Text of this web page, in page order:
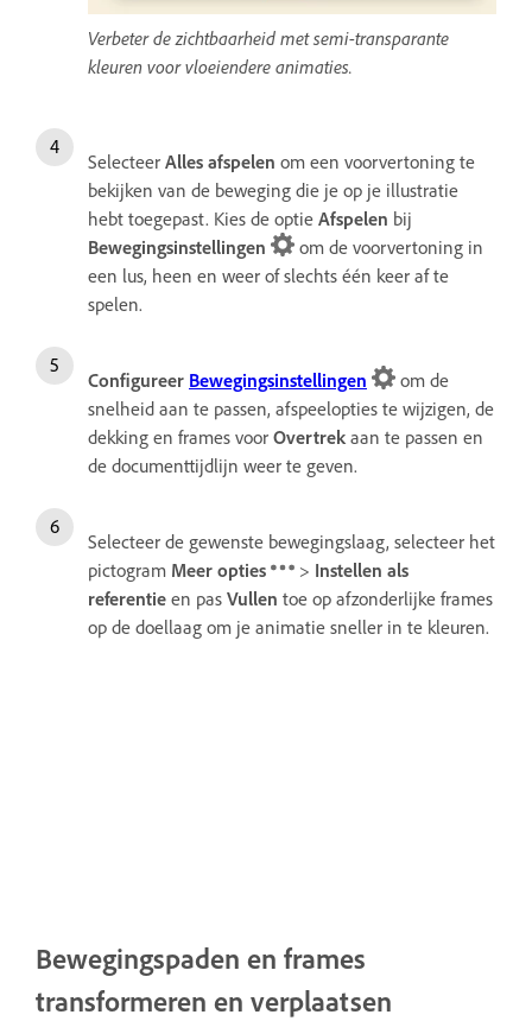
Verbeter de zichtbaarheid met semi-transparante
kleuren voor vloeiendere animaties.
Selecteer Alles afspelen om een voorvertoning te
bekijken van de beweging die je op je illustratie
hebt toegepast. Kies de optie Afspelen bij
Bewegingsinstellingen
om de voorvertoning in
een lus, heen en weer of slechts één keer af te
spelen.
Configureer Bewegingsinstellingen
om de
snelheid aan te passen, afspeelopties te wijzigen, de
dekking en frames voor Overtrek aan te passen en
de documenttijdlijn weer te geven.
Selecteer de gewenste bewegingslaag, selecteer het
pictogram Meer opties > Instellen als
referentie en pas Vullen toe op afzonderlijke frames
op de doellaag om je animatie sneller in te kleuren.
Bewegingspaden en frames
transformeren en verplaatsen